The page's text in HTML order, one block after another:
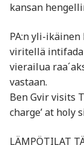
kansan
PA:n yli-
viritellä
vierailua
vastaan.
Ben Gvir visits
charge’ at holy
LÄMPÖTILAT